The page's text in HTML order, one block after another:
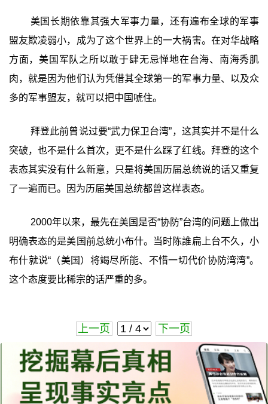
美国长期依靠其强大军事力量，还有遍布全球的军事
盟友欺凌弱小，成为了这个世界上的一大祸害。在对华战略
方面，美国军队之所以敢于肆无忌惮地在台海、南海秀肌
肉，就是因为他们认为凭借其全球第一的军事力量、以及众
多的军事盟友，就可以把中国唬住。
拜登此前曾说过要“武力保卫台湾”，这其实并不是什么
突破，也不是什么首次，更不是什么踩了红线。拜登的这个
表态其实没有什么新意，只是将美国历届总统说的话又重复
了一遍而已。因为历届美国总统都曾这样表态。
2000年以来，最先在美国是否“协防”台湾的问题上做出
明确表态的是美国前总统小布什。当时陈誰扁上台不久，小
布什就说“（美国）将竭尽所能、不惜一切代价协防湾湾”。
这个态度要比稀宗的话严重的多。
上一页 下一页